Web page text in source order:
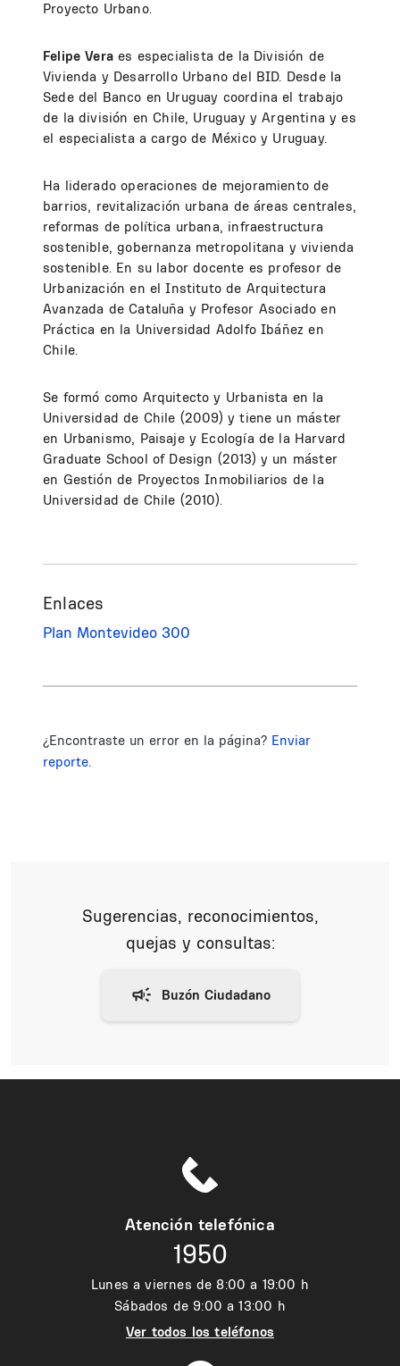
Proyecto Urbano.
Felipe Veraes especialista de la División de
Vivienda y Desarrollo Urbano del BID. Desde la
Sede del Banco en Uruguay coordina el trabajo
de la división en Chile, Uruguay y Argentina y es
el especialista a cargo de México y Uruguay.
Ha liderado operaciones de mejoramiento de
barrios, revitalización urbana de áreas centrales,
reformas de política urbana, infraestructura
sostenible, gobernanza metropolitana y vivienda
sostenible. En su labor docente es profesor de
Urbanización en el Instituto de Arquitectura
Avanzada de Cataluña y Profesor Asociado en
Práctica en la Universidad Adolfo Ibáñez en
Chile.
Se formó como Arquitecto y Urbanista en la
Universidad de Chile (2009) y tiene un máster
en Urbanismo, Paisaje y Ecología de la Harvard
Graduate School of Design (2013) y un máster
en Gestión de Proyectos Inmobiliarios de la
Universidad de Chile (2010).
Enlaces
Plan Montevideo 300
¿Encontraste un error en la página? Enviar
reporte.
Sugerencias, reconocimientos,
quejas y consultas:
Atención telefónica
1950
Lunes a viernes de 8:00 a 19:00 h
Sábados de 9:00 a 13:00 h
Ver todos los teléfonos